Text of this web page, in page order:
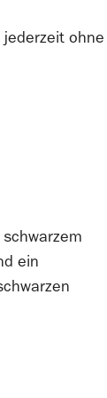
jederzeit ohne